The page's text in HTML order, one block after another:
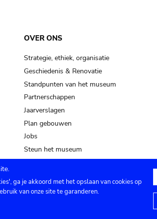
OVER ONS
Strategie, ethiek, organisatie
Geschiedenis & Renovatie
Standpunten van het museum
Partnerschappen
Jaarverslagen
Plan gebouwen
Jobs
Steun het museum
Privacy instellingen
ga je akkoord met het opslaan van cookies op
van onze site te garanderen.